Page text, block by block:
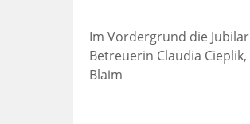
Im Vordergrund die
Betreuerin Claudia
Blaim